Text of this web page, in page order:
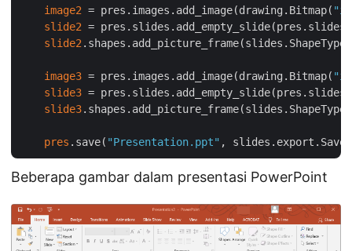
image2 = pres.images.add_image(drawing.Bitmap(
slide2 = pres.slides.add_empty_slide(pres.slides[
slide2
image3 = pres.images.add_image(drawing.Bitmap(
slide3 = pres.slides.add_empty_slide(pres.slides[
slide3
pres .save( "Presentation.ppt"
Beberapa gambar dalam presentasi PowerPoint